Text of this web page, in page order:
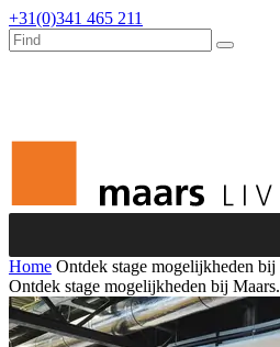
+31(0)341 465 211
Home Ontdek stage mogelijkheden bij
Ontdek stage mogelijkheden bij Maars.